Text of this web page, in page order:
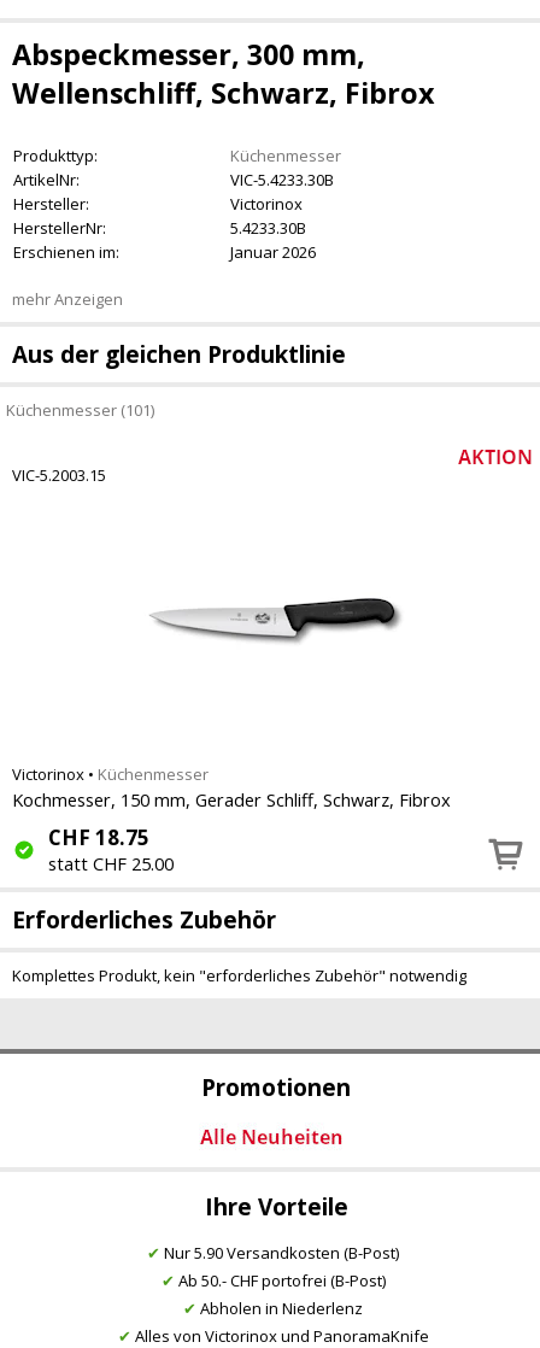
Promotionen
Ihre Vorteile
✔ Nur 5.90 Versandkosten (B-Post)
✔ Ab 50.- CHF portofrei (B-Post)
✔ Abholen in Niederlenz
✔ Alles von Victorinox und PanoramaKnife
Abspeckmesser, 300 mm,
Wellenschliff, Schwarz, Fibrox
Produkttyp:
Küchenmesser
ArtikelNr:
VIC-5.4233.30B
Hersteller:
Victorinox
HerstellerNr:
5.4233.30B
Erschienen im:
Januar 2026
mehr Anzeigen
Aus der gleichen Produktlinie
Küchenmesser (101)
VIC-5.2003.15
Victorinox • Küchenmesser
Kochmesser, 150 mm, Gerader Schliff, Schwarz, Fibrox
CHF 18.75
statt CHF 25.00
Erforderliches Zubehör
Komplettes Produkt, kein "erforderliches Zubehör" notwendig